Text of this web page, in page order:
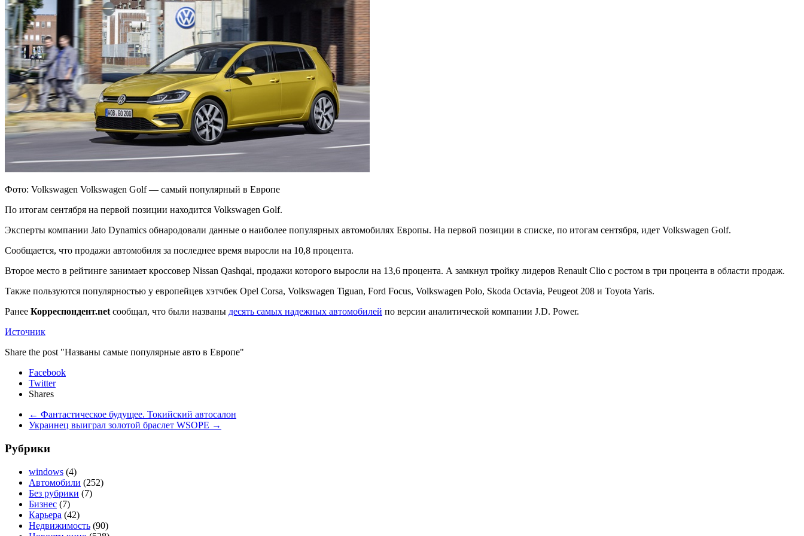
Фото: Volkswagen Volkswagen Golf — самый популярный в Европе
По итогам сентября на первой позиции находится Volkswagen Golf.
Эксперты компании Jato Dynamics обнародовали данные о наиболее популярных автомобилях Европы. На первой позиции в списке, по итогам сентября, идет Volkswagen Golf.
Сообщается, что продажи автомобиля за последнее время выросли на 10,8 процента.
Второе место в рейтинге занимает кроссовер Nissan Qashqai, продажи которого выросли на 13,6 процента. А замкнул тройку лидеров Renault Clio с ростом в три процента в области продаж.
Также пользуются популярностью у европейцев хэтчбек Opel Corsa, Volkswagen Tiguan, Ford Focus, Volkswagen Polo, Skoda Octavia, Peugeot 208 и Toyota Yaris.
Ранее Корреспондент.net сообщал, что были названы десять самых надежных автомобилей по версии аналитической компании J.D. Power.
Источник
Share the post "Названы самые популярные авто в Европе"
Facebook
Twitter
Shares
← Фантастическое будущее. Токийский автосалон
Украинец выиграл золотой браслет WSOPE →
Рубрики
windows (4)
Автомобили (252)
Без рубрики (7)
Бизнес (7)
Карьера (42)
Недвижимость (90)